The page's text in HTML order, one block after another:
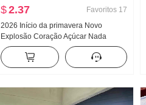
$2.37 Favoritos 17
2026 Início da primavera Novo
Explosão Coração Açúcar Nada
Marcas Dentro Faixa de roupa Peito
Almofadas Efeito emagrecedor
Coletes feminino